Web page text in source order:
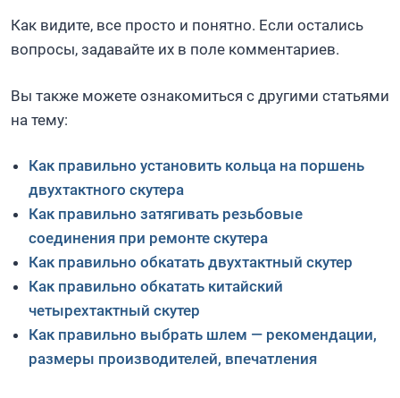
Как видите, все просто и понятно. Если остались
вопросы, задавайте их в поле комментариев.
Вы также можете ознакомиться с другими статьями
на тему:
Как правильно установить кольца на поршень
двухтактного скутера
Как правильно затягивать резьбовые
соединения при ремонте скутера
Как правильно обкатать двухтактный скутер
Как правильно обкатать китайский
четырехтактный скутер
Как правильно выбрать шлем — рекомендации,
размеры производителей, впечатления